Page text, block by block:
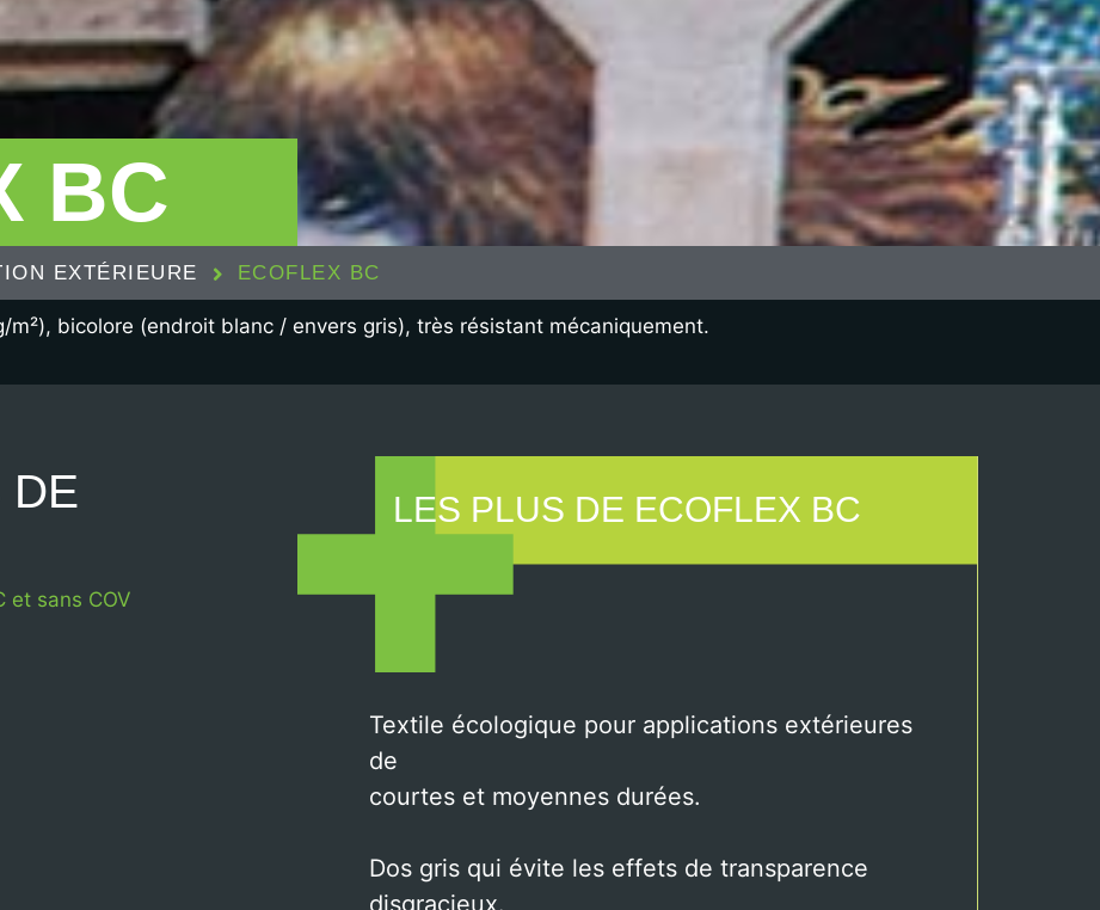
BC
EXTÉRIEURE ECOFLEX BC
m²), bicolore (endroit blanc / envers gris), très résistant mécaniquement.
DE
et sans COV
LES PLUS DE ECOFLEX BC
Textile écologique pour applications extérieures
de
courtes et moyennes durées.
Dos gris qui évite les effets de transparence
disgracieux.